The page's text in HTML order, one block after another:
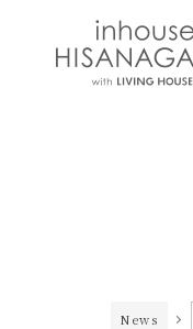
News